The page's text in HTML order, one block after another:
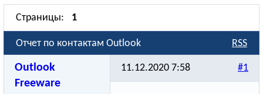
Страницы: 1
RSS
Отчет по контактам Outlook
Outlook
Freeware
#1
11.12.2020 7:58